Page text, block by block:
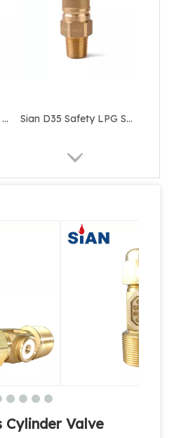
Katup Klorin Paduan Kuningan Push-off Jenis Jarum QF-10 Sian D35 Safety LPG Silinder Control Valves
QF-2D O2 Air N2 Gas Cylinder Valve Katup Jenis Jarum Kuningan QF-2D O2 Air N2 Gas Cylinder Needle Type Valve Valve Kuningan yang andal
Cylinder Valve